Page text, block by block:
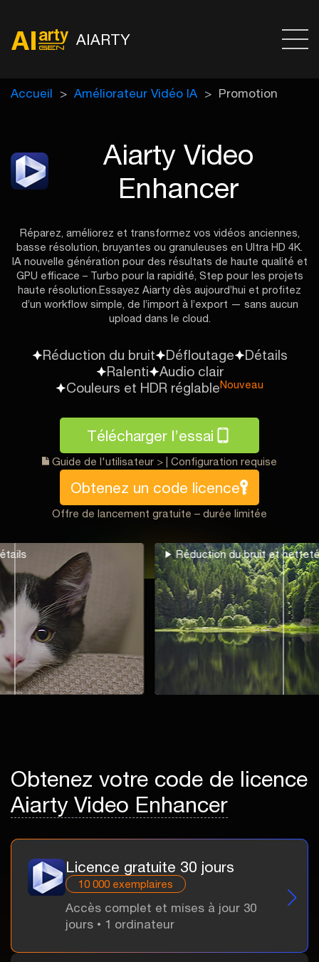
AIARTY
Accueil Améliorateur Vidéo IA Promotion
Aiarty Video
Enhancer
Réparez, améliorez et transformez vos vidéos anciennes,
basse résolution, bruyantes ou granuleuses en Ultra HD 4K.
IA nouvelle génération pour des résultats de haute qualité et
GPU efficace – Turbo pour la rapidité, Step pour les projets
haute résolution. Essayez Aiarty dès aujourd’hui et profitez
d’un workflow simple, de l’import à l’export — sans aucun
upload dans le cloud.
Réduction du bruit Défloutage
Détails
Ralenti
Audio clair
Couleurs et HDR réglableNouveau
Télécharger l’essai
Guide de l'utilisateur > Configuration requise
Obtenez un code licence
Offre de lancement gratuite – durée limitée
du bruit et netteté Denoise, flou,
Obtenez votre code de licence
Aiarty Video Enhancer
Licence gratuite 30 jours
10 000 exemplaires
Accès complet et mises à jour 30
jours • 1 ordinateur